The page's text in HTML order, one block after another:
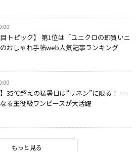
目トピック】 第1位は「ユニクロの即買いニ
おしゃれ手帖web人気記事ランキング
】35℃超えの猛暑日は“リネン”に限る！ 一
る主役級ワンピースが大活躍
もっと見る